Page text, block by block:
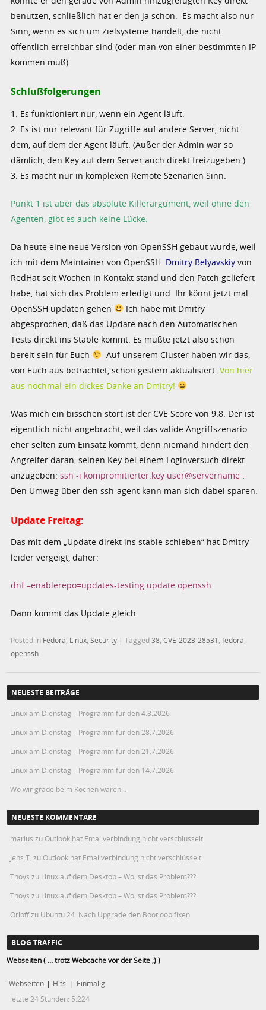
benutzen, schließlich hat er den ja schon. Es macht also nur
Sinn, wenn es sich um Zielsysteme handelt, die nicht
öffentlich erreichbar sind (oder man von einer bestimmten IP
kommen muß).
Schlußfolgerungen
1. Es funktioniert nur, wenn ein Agent läuft.
2. Es ist nur relevant für Zugriffe auf andere Server, nicht
dem, auf dem der Agent läuft. (Außer der Admin war so
dämlich, den Key auf dem Server auch direkt freizugeben.)
3. Es macht nur in komplexen Remote Szenarien Sinn.
Punkt 1 ist aber das absolute Killerargument, weil ohne den
Agenten, gibt es auch keine Lücke.
Da heute eine neue Version von OpenSSH gebaut wurde, weil
ich mit dem Maintainer von OpenSSH Dmitry Belyavskiy von
RedHat seit Wochen in Kontakt stand und den Patch geliefert
habe, hat sich das Problem erledigt und Ihr könnt jetzt mal
OpenSSH updaten gehen
Ich habe mit Dmitry
abgesprochen, daß das Update nach den Automatischen
Tests direkt ins Stable kommt. Es müßte jetzt also schon
bereit sein für Euch
Auf unserem Cluster haben wir das,
von Euch aus betrachtet, schon gestern aktualisiert.Von hier
aus nochmal ein dickes Danke an Dmitry!
Was mich ein bisschen stört ist der CVE Score von 9.8. Der ist
eigentlich nicht angebracht, weil das valide Angriffszenario
eher selten zum Einsatz kommt, denn niemand hindert den
Angreifer daran, seinen Key bei einem Loginversuch direkt
anzugeben:ssh -i kompromitierter.key user@servername
Den Umweg über den ssh-agent kann man sich dabei sparen.
Update Freitag:
Das mit dem „Update direkt ins stable schieben“ hat Dmitry
leider vergeigt, daher:
dnf –enablerepo=updates-testing update openssh
Dann kommt das Update gleich.
Posted in Fedora Linux ,Security |Tagged38 ,CVE-2023-28531 ,fedora
openssh
NEUESTE BEITRÄGE
Linux am Dienstag – Programm für den 4.8.2026
Linux am Dienstag – Programm für den 28.7.2026
Linux am Dienstag – Programm für den 21.7.2026
Linux am Dienstag – Programm für den 14.7.2026
Wo wir grade beim Kochen waren…
NEUESTE KOMMENTARE
marius zu Outlook hat Emailverbindung nicht verschlüsselt
Jens T. zu Outlook hat Emailverbindung nicht verschlüsselt
Thoys zu Linux auf dem Desktop – Wo ist das Problem???
Thoys zu Linux auf dem Desktop – Wo ist das Problem???
Orloffzu Ubuntu 24: Nach Upgrade den Bootloop fixen
BLOG TRAFFIC
Webseiten ( ... trotz Webcache vor der Seite ;) )
Webseiten | Hits | Einmalig
letzte 24 Stunden: 5.224